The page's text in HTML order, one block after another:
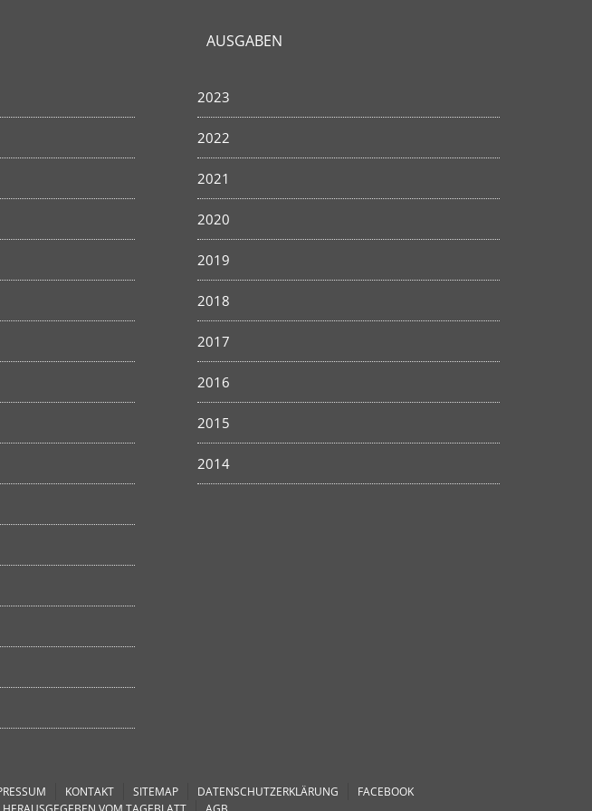
AUSGABEN
2023
2022
2021
2020
2019
2018
2017
2016
2015
2014
KONTAKT SITEMAP DATENSCHUTZERKLÄRUNG
FACEBOOK